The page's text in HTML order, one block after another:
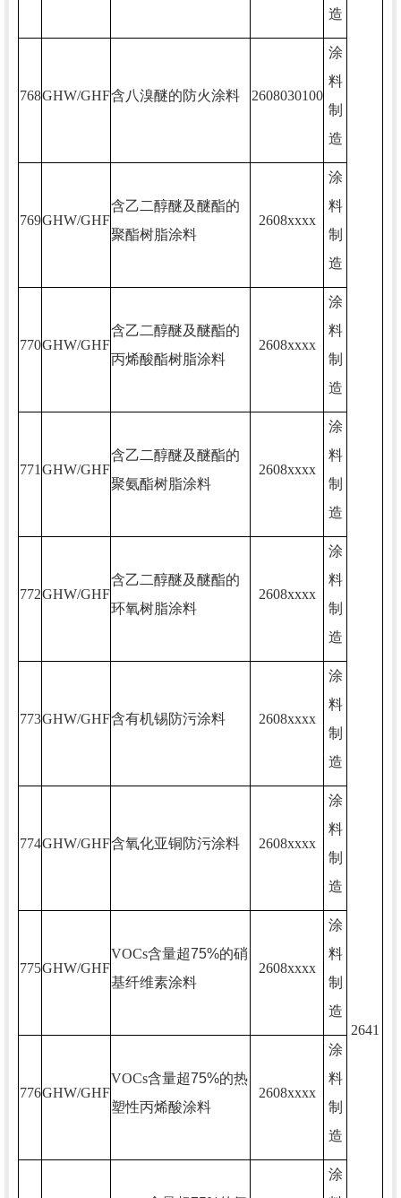
2641
造
768GHW/GHF含八溴醚的防火涂料 2608030100
涂
料
制
造
769GHW/GHF
含乙二醇醚及醚酯的
聚酯树脂涂料
2608xxxx
涂
料
制
造
770GHW/GHF
含乙二醇醚及醚酯的
丙烯酸酯树脂涂料
2608xxxx
涂
料
制
造
771 GHW/GHF
含乙二醇醚及醚酯的
聚氨酯树脂涂料
2608xxxx
涂
料
制
造
772GHW/GHF
含乙二醇醚及醚酯的
环氧树脂涂料
2608xxxx
涂
料
制
造
773GHW/GHF含有机锡防污涂料 2608xxxx
涂
料
制
造
774GHW/GHF含氧化亚铜防污涂料 2608xxxx
涂
料
制
造
775GHW/GHF
VOCs含量超75%的硝
基纤维素涂料
2608xxxx
涂
料
制
造
776GHW/GHF
VOCs含量超75%的热
塑性丙烯酸涂料
2608xxxx
涂
料
制
造
涂